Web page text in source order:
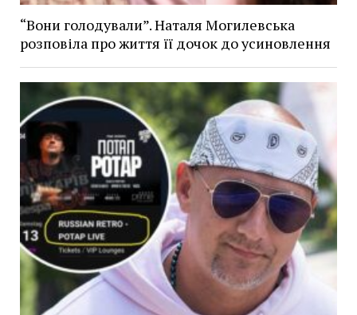
“Вони голодували”. Наталя Могилевська
розповіла про життя її дочок до усиновлення